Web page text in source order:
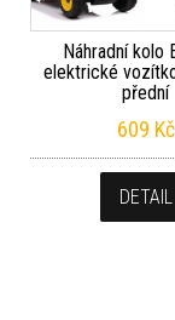
Náhradní kolo
elektrické
přední
609 Kč
DETAIL